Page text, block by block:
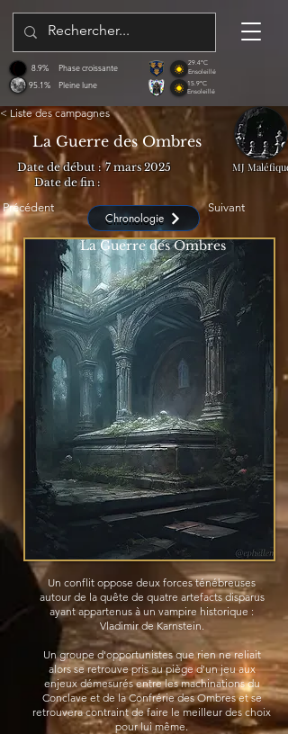
95.1%
8.9%
Pleine lune
Phase croissante
29.4°C
Ensoleillé
15.9°C
Ensoleillé
< Liste des campagnes
La Guerre des Ombres
Date de début :
Date de fin :
7 mars 2025 MJ Maléfique
Précédent
Chronologie
Suivant
La Guerre des Ombres
Un conflit oppose deux forces ténébreuses
autour de la quête de quatre artefacts disparus
ayant appartenus à un vampire historique :
Vladimir de Karnstein.
Un groupe d'opportunistes que rien ne reliait
alors se retrouve pris au piège d'un jeu aux
enjeux démesurés entre les machinations du
Conclave et de la Confrérie des Ombres et se
retrouvera contraint de faire le meilleur des choix
pour lui même.